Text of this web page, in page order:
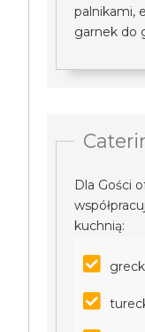
palnikami,
garnek do
Dla Gości
kuchnią: